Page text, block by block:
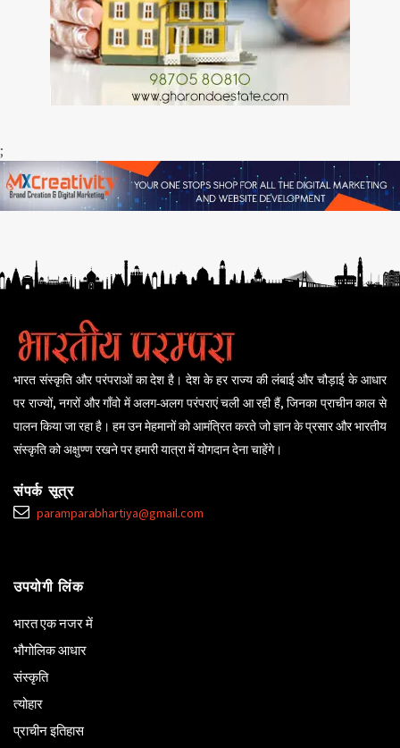
;
भारत संस्कृति और परंपराओं का देश है। देश के हर राज्य की लंबाई और चौड़ाई के आधार
पर राज्यों, नगरों और गाँवो में अलग-अलग परंपराएं चली आ रही हैं, जिनका प्राचीन काल से
पालन किया जा रहा है। हम उन मेहमानों को आमंत्रित करते जो ज्ञान के प्रसार और भारतीय
संस्कृति को अक्षुण्ण रखने पर हमारी यात्रा में योगदान देना चाहेंगे।
संपर्क सूत्र
paramparabhartiya@gmail.com
उपयोगी लिंक
भारत एक नजर में
भौगोलिक आधार
संस्कृति
त्योहार
प्राचीन इतिहास